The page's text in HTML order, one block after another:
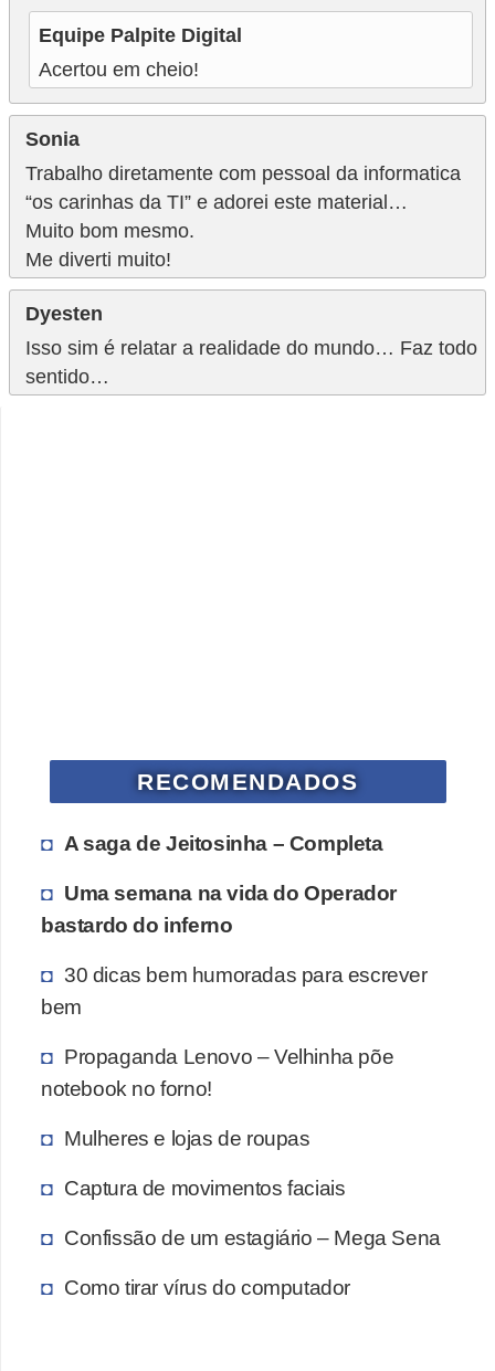
Equipe Palpite Digital
Acertou em cheio!
Sonia
Trabalho diretamente com pessoal da informatica
“os carinhas da TI” e adorei este material…
Muito bom mesmo.
Me diverti muito!
Dyesten
Isso sim é relatar a realidade do mundo… Faz todo
sentido…
RECOMENDADOS
A saga de Jeitosinha – Completa
Uma semana na vida do Operador
bastardo do inferno
30 dicas bem humoradas para escrever
bem
Propaganda Lenovo – Velhinha põe
notebook no forno!
Mulheres e lojas de roupas
Captura de movimentos faciais
Confissão de um estagiário – Mega Sena
Como tirar vírus do computador